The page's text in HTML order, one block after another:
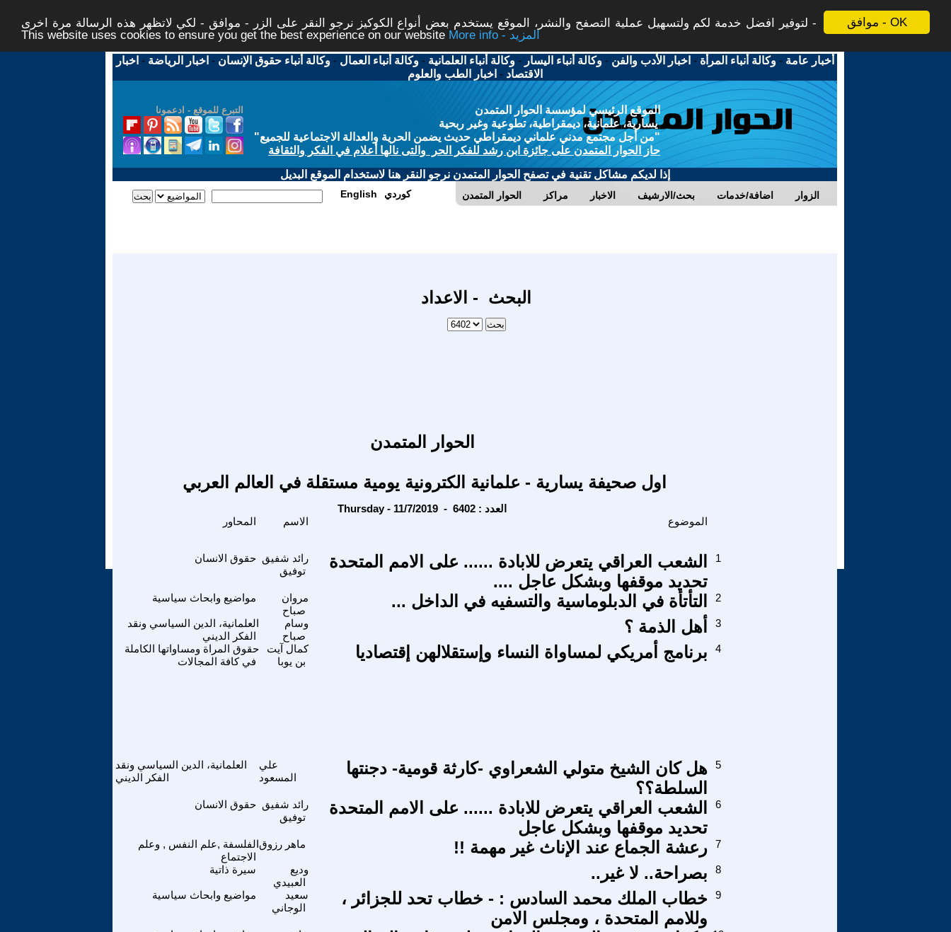
موافق - OK
لتوفير افضل خدمة لكم ولتسهيل عملية التصفح والنشر، الموقع يستخدم بعض أنواع الكوكيز نرجو النقر على الزر - موافق - لكي لاتظهر هذه الرسالة مرة اخرى -
This website uses cookies to ensure you get the best experience on our website
More info - المزيد
أخبار عامة -وكالة أنباء المرأة - اخبار الأدب والفن -وكالة أنباء اليسار -وكالة أنباء العلمانية -وكالة أنباء العمال -وكالة أنباء حقوق الإنسان - اخبار الرياضة - اخبار
الاقتصاد - اخبار الطب والعلوم
التبرع للموقع - ادعمونا
الموقع الرئيسي لمؤسسة الحوار المتمدن
يسارية، علمانية، ديمقراطية، تطوعية وغير ربحية
"من أجل مجتمع مدني علماني ديمقراطي حديث يضمن الحرية والعدالة الاجتماعية للجميع"
حاز الحوار المتمدن على جائزة ابن رشد للفكر الحر والتى نالها أعلام في الفكر والثقافة
إذا لديكم مشاكل تقنية في تصفح الحوار المتمدن نرجو النقر هنا لاستخدام الموقع البديل
الحوار المتمدن مراكز الاخبار بحث/الارشيف اضافة/خدمات الزوار English كوردي
البحث - الاعداد
الحوار المتمدن
اول صحيفة يسارية - علمانية الكترونية يومية مستقلة في العالم العربي
Thursday - 11/7/2019 - العدد : 6402
الاسم الموضوع
حقوق الانسان رائد شفيق
توفيق
الشعب العراقي يتعرض للابادة ...... على الامم المتحدة
تحديد موقفها وبشكل عاجل ....
1
مواضيع وابحاث سياسية
مروان
صباح
التأتأة في الدبلوماسية والتسفيه في الداخل ... 2
العلمانية، الدين السياسي ونقد
الفكر الديني
وسام
صباح
أهل الذمة ؟ 3
حقوق المراة ومساواتها الكاملة
في كافة المجالات
كمال آيت
بن يوبا
برنامج أمريكي لمساواة النساء وإستقلالهن إقتصاديا 4
العلمانية، الدين السياسي ونقد
الفكر الديني
علي
المسعود
هل كان الشيخ متولي الشعراوي -كارثة قومية- دجنتها
السلطة؟؟
5
حقوق الانسان رائد شفيق
توفيق
الشعب العراقي يتعرض للابادة ...... على الامم المتحدة
تحديد موقفها وبشكل عاجل
6
الفلسفة ,علم النفس , وعلم
الاجتماع
ماهر رزوق رعشة الجماع عند الإناث غير مهمة !! 7
سيرة ذاتية
وديع
العبيدي
بصراحة.. لا غير.. 8
مواضيع وابحاث سياسية
سعيد
الوجاني
خطاب الملك محمد السادس : - خطاب تحد للجزائر ،
وللامم المتحدة ، ومجلس الامن
9